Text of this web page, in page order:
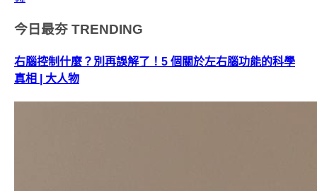
今日最夯 TRENDING
右腦控制什麼？別再誤解了！5 個關於左右腦功能的科學
真相 | 大人物